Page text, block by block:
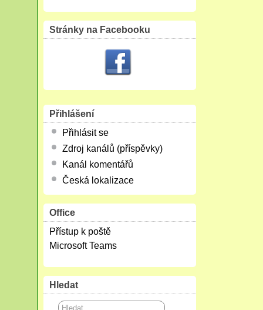
Stránky na Facebooku
Přihlášení
Přihlásit se
Zdroj kanálů (příspěvky)
Kanál komentářů
Česká lokalizace
Office
Přístup k poště
Microsoft Teams
Hledat